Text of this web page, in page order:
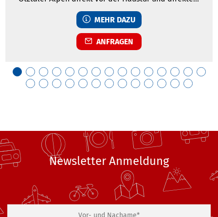
Das ganze Matschertal bildet ein weitläufiges,
urwüchsiges Wandergebiet durch Wald und Wiesen.
MEHR DAZU
ANFRAGEN
Newsletter Anmeldung